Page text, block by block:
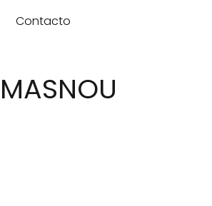
Contacto